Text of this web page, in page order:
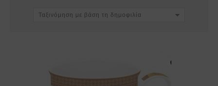
Ταξινόμηση με βάση τη δημοφιλία